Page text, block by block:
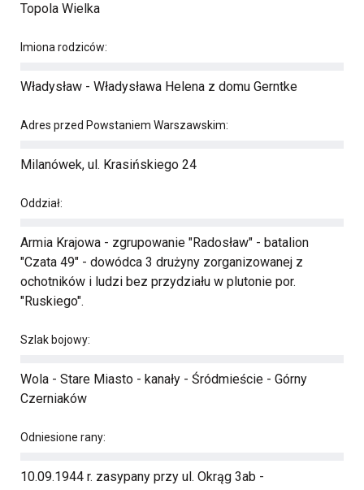
Topola Wielka
Imiona rodziców:
Władysław - Władysława Helena z domu Gerntke
Adres przed Powstaniem Warszawskim:
Milanówek, ul. Krasińskiego 24
Oddział:
Armia Krajowa - zgrupowanie "Radosław" - batalion
"Czata 49" - dowódca 3 drużyny zorganizowanej z
ochotników i ludzi bez przydziału w plutonie por.
"Ruskiego".
Szlak bojowy:
Wola - Stare Miasto - kanały - Śródmieście - Górny
Czerniaków
Odniesione rany:
10.09.1944 r. zasypany przy ul. Okrąg 3ab -